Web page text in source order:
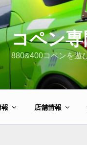
コペン
880&400コペンを遊
店舗情報